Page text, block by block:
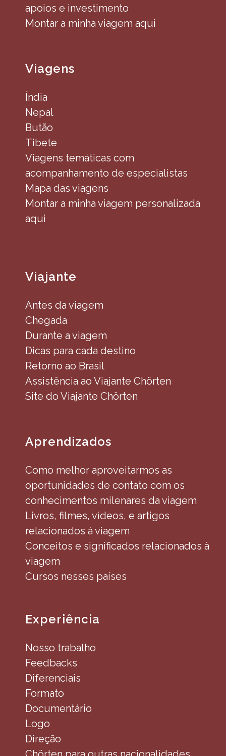
apoios e investimento
Montar a minha viagem aqui
Viagens
Índia
Nepal
Butão
Tibete
Viagens temáticas com
acompanhamento de especialistas
Mapa das viagens
Montar a minha viagem personalizada
aqui
Viajante
Antes da viagem
Chegada
Durante a viagem
Dicas para cada destino
Retorno ao Brasil
Assistência ao Viajante Chörten
Site do Viajante Chörten
Aprendizados
Como melhor aproveitarmos as
oportunidades de contato com os
conhecimentos milenares da viagem
Livros, filmes, vídeos, e artigos
relacionados à viagem
Conceitos e significados relacionados à
viagem
Cursos nesses países
Experiência
Nosso trabalho
Feedbacks
Diferenciais
Formato
Documentário
Logo
Direção